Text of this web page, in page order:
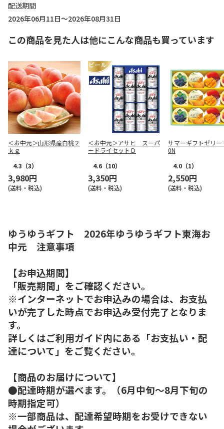
配送期間
2026年06月11日～2026年08月31日
この商品を見た人は他にこんな商品も買っています
＜お中元＞山形県産白桃２
ｋｇ
4.3 （3）
3,980円
(送料・税込)
＜お中元＞アサヒ スーパ
ードライセットＤ
4.6 （10）
3,350円
(送料・税込)
サマーギフトゼリー
0N
4.0 （1）
2,550円
(送料・税込)
ゆうゆうギフト 2026年ゆうゆうギフト東海お
中元 注意事項
【お申込期間】
「販売期間」をご確認ください。
※インターネットでお申込みの場合は、お支払
いが完了した時点でお申込み受付完了となりま
す。
詳しくはご利用ガイド内にある「お支払い・配
達について」をご覧ください。
【商品のお届けについて】
●配達時期が選べます。（6月中旬～8月下旬の
時期指定可）
※一部商品は、配達希望時期をお受けできない